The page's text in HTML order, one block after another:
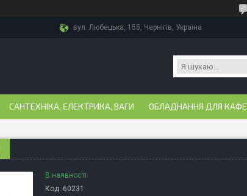
вул. Любецька, 155, Чернігів, Україна
САНТЕХНІКА, ЕЛЕКТРИКА, ВАГИ ОБЛАДНАННЯ ДЛЯ КАФЕ
В наявності
Код: 60231